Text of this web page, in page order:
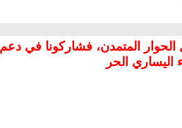
الحوار المتمدن، فشاركونا في دعم
اليساري الحر